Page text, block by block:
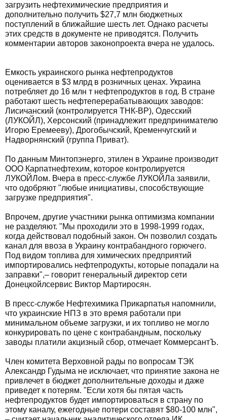
загрузить нефтехимические предприятия и
дополнительно получить $27,7 млн бюджетных
поступлений в ближайшие шесть лет. Однако расчеты
этих средств в документе не приводятся. Получить
комментарии авторов законопроекта вчера не удалось.
Емкость украинского рынка нефтепродуктов
оценивается в $3 млрд в розничных ценах. Украина
потребляет до 16 млн т нефтепродуктов в год. В стране
работают шесть нефтеперерабатывающих заводов:
Лисичанский (контролируется ТНК-ВР), Одесский
(ЛУКОЙЛ), Херсонский (принадлежит предпринимателю
Игорю Еремееву), Дрогобычский, Кременчугский и
Надворнянский (группа Приват).
По данным Минтопэнерго, этилен в Украине производит
ООО Карпатнефтехим, которое контролируется
ЛУКОЙЛом. Вчера в пресс-службе ЛУКОЙЛа заявили,
что одобряют "любые инициативы, способствующие
загрузке предприятия".
Впрочем, другие участники рынка оптимизма компании
не разделяют. "Мы проходили это в 1998-1999 годах,
когда действовал подобный закон. Он позволил создать
канал для ввоза в Украину контрабандного горючего.
Под видом топлива для химических предприятий
импортировались нефтепродукты, которые попадали на
заправки",– говорит генеральный директор сети
Донецкойлсервис Виктор Мартиросян.
В пресс-службе Нефтехимика Прикарпатья напомнили,
что украинские НПЗ в это время работали при
минимальном объеме загрузки, и их топливо не могло
конкурировать по цене с контрабандным, поскольку
заводы платили акцизный сбор, отмечает КоммерсантЪ.
Член комитета Верховной рады по вопросам ТЭК
Александр Гудыма не исключает, что принятие закона не
привлечет в бюджет дополнительные доходы и даже
приведет к потерям. "Если хотя бы пятая часть
нефтепродуктов будет импортироваться в страну по
этому каналу, ежегодные потери составят $80-100 млн",